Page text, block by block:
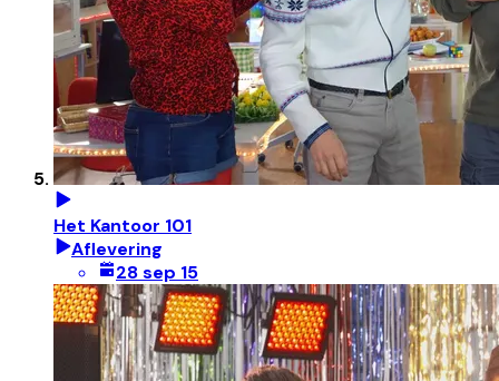
Het Kantoor 101
Aflevering
28 sep 15